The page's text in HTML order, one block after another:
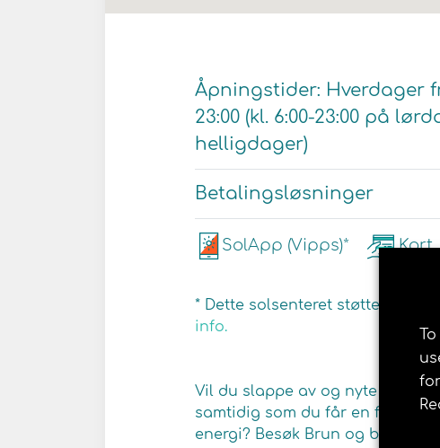
Åpningstider: Hverdager
23:00 (kl. 6:00-23:00 på
helligdager)
Betalingsløsninger
SolApp (Vipps)* Kort
* Dette solsenteret støtter Vipps.
info.
Vil du slappe av og nyte en
samtidig som du får en flott
energi? Besøk Brun og blid